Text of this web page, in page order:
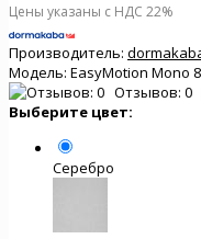
Цены указаны с НДС 22%
Производитель:
Модель: EasyMotion Mono
Отзывов: 0
Выберите цвет:
Серебро